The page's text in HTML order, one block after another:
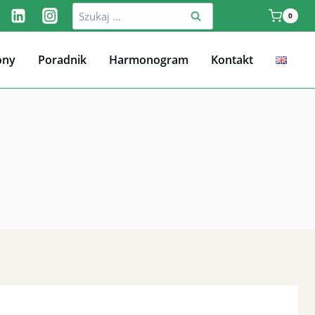
Szukaj: 0
Poradnik Harmonogram Kontakt